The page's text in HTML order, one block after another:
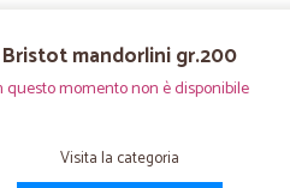
Bristot mandorlini gr.200
questo momento non è disponibile
Visita la categoria